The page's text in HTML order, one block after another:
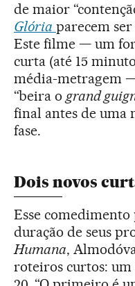
de maior
Glória parecem
Este filme — um
curta (até 15
média-metragem
“beira o grand
final antes de uma
fase.
Dois novos
Esse
duração de seus
Humana,
roteiros curtos: um